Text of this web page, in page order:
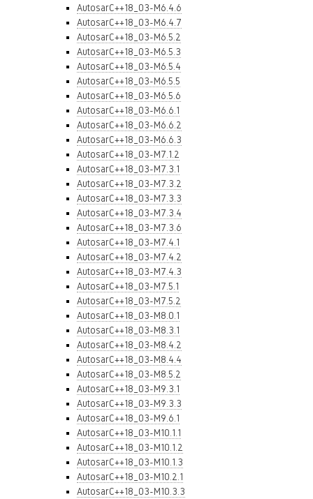
AutosarC++18_03-M6.4.6
AutosarC++18_03-M6.4.7
AutosarC++18_03-M6.5.2
AutosarC++18_03-M6.5.3
AutosarC++18_03-M6.5.4
AutosarC++18_03-M6.5.5
AutosarC++18_03-M6.5.6
AutosarC++18_03-M6.6.1
AutosarC++18_03-M6.6.2
AutosarC++18_03-M6.6.3
AutosarC++18_03-M7.1.2
AutosarC++18_03-M7.3.1
AutosarC++18_03-M7.3.2
AutosarC++18_03-M7.3.3
AutosarC++18_03-M7.3.4
AutosarC++18_03-M7.3.6
AutosarC++18_03-M7.4.1
AutosarC++18_03-M7.4.2
AutosarC++18_03-M7.4.3
AutosarC++18_03-M7.5.1
AutosarC++18_03-M7.5.2
AutosarC++18_03-M8.0.1
AutosarC++18_03-M8.3.1
AutosarC++18_03-M8.4.2
AutosarC++18_03-M8.4.4
AutosarC++18_03-M8.5.2
AutosarC++18_03-M9.3.1
AutosarC++18_03-M9.3.3
AutosarC++18_03-M9.6.1
AutosarC++18_03-M10.1.1
AutosarC++18_03-M10.1.2
AutosarC++18_03-M10.1.3
AutosarC++18_03-M10.2.1
AutosarC++18_03-M10.3.3